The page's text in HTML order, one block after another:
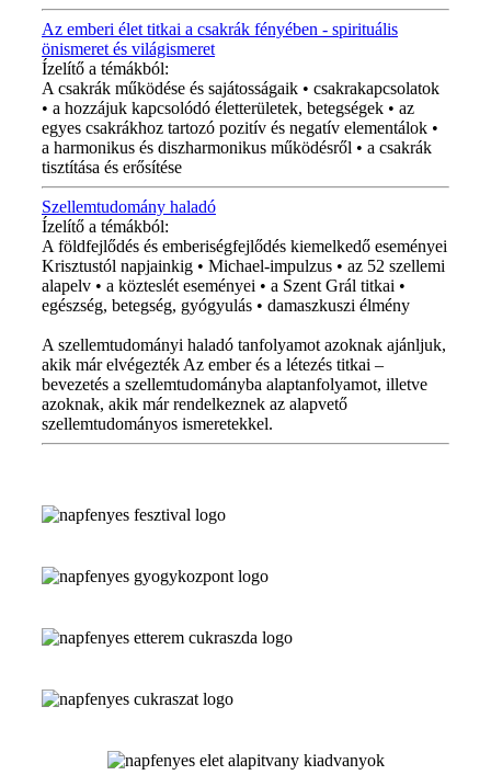
Az emberi élet titkai a csakrák fényében - spirituális
önismeret és világismeret
Ízelítő a témákból:
A csakrák működése és sajátosságaik • csakrakapcsolatok
• a hozzájuk kapcsolódó életterületek, betegségek • az
egyes csakrákhoz tartozó pozitív és negatív elementálok •
a harmonikus és diszharmonikus működésről • a csakrák
tisztítása és erősítése
Szellemtudomány haladó
Ízelítő a témákból:
A földfejlődés és emberiségfejlődés kiemelkedő eseményei
Krisztustól napjainkig • Michael-impulzus • az 52 szellemi
alapelv • a közteslét eseményei • a Szent Grál titkai •
egészség, betegség, gyógyulás • damaszkuszi élmény
A szellemtudományi haladó tanfolyamot azoknak ajánljuk,
akik már elvégezték Az ember és a létezés titkai –
bevezetés a szellemtudományba alaptanfolyamot, illetve
azoknak, akik már rendelkeznek az alapvető
szellemtudományos ismeretekkel.